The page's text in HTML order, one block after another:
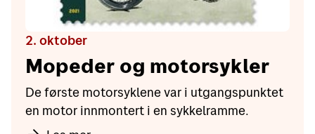
2. oktober
Mopeder og motorsykler
De første motorsyklene var i utgangspunktet
en motor innmontert i en sykkelramme.